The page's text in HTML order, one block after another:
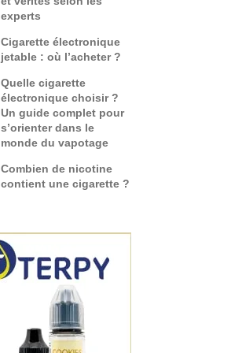
experts
Cigarette électronique
jetable : où l’acheter ?
Quelle cigarette
électronique choisir ?
Un guide complet pour
s’orienter dans le
monde du vapotage
Combien de nicotine
contient une cigarette ?